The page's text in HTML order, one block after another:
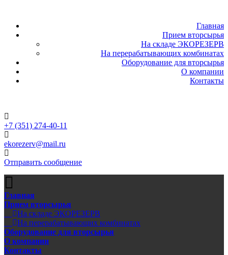
Главная
Прием вторсырья
На складе ЭКОРЕЗЕРВ
На перерабатывающих комбинатах
Оборудование для вторсырья
О компании
Контакты
+7 (351) 274-40-11
ekorezerv@mail.ru
Отправить сообщение
Главная
Прием вторсырья
На складе ЭКОРЕЗЕРВ
На перерабатывающих комбинатах
Оборудование для вторсырья
О компании
Контакты